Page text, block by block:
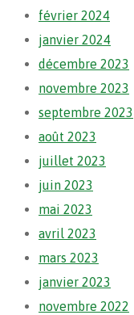
février 2024
janvier 2024
décembre 2023
novembre 2023
septembre 2023
août 2023
juillet 2023
juin 2023
mai 2023
avril 2023
mars 2023
janvier 2023
novembre 2022